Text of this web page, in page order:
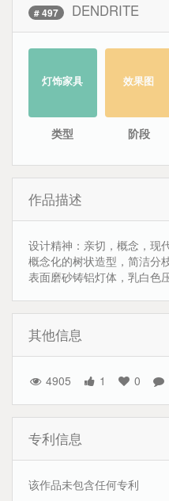
# 497 DENDRITE
灯饰家具
类型
效果图
阶段
作品描述
设计精神：亲切，概念，现代
概念化的树状造型，简洁分枝
表面磨砂铸铝灯体，乳白色
其他信息
4905 1 0
专利信息
该作品未包含任何专利